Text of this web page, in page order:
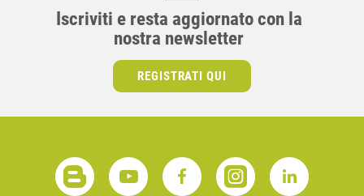
Iscriviti e resta aggiornato con la
nostra newsletter
REGISTRATI QUI